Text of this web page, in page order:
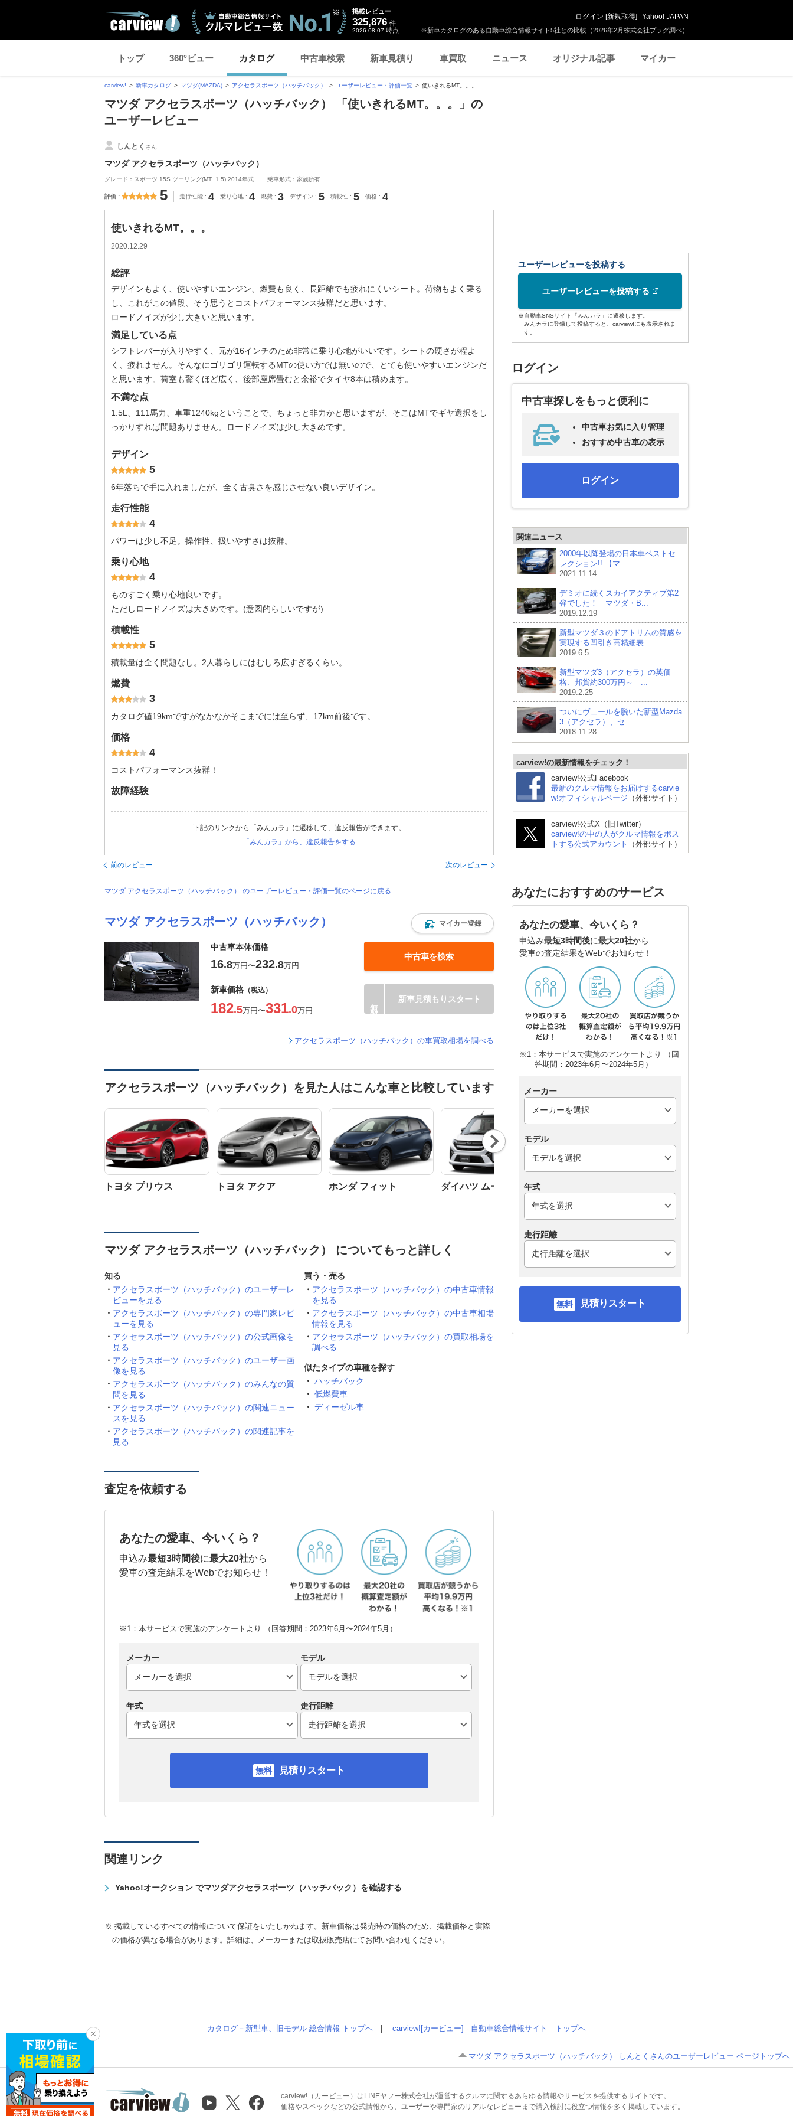
※新車カタログのある自動車総合情報サイト5社との比較（2026年2月株式会社プラグ調べ）
掲載レビュー
325,876 件
2026.08.07 時点
ログイン [新規取得] Yahoo! JAPAN
トップ 360°ビュー カタログ 中古車検索 新車見積り 車買取 ニュース オリジナル記事 マイカー
carview! 新車カタログ マツダ(MAZDA) アクセラスポーツ（ハッチバック） ユーザーレビュー・評価一覧 使いきれるMT。。。
マツダ アクセラスポーツ（ハッチバック） 「使いきれるMT。。。」の
ユーザーレビュー
しんとく さん
マツダ アクセラスポーツ（ハッチバック）
グレード：スポーツ 15S ツーリング(MT_1.5) 2014年式 乗車形式：家族所有
評価 5 走行性能 4 乗り心地 4 燃費 3 デザイン 5 積載性 5 価格 4
使いきれるMT。。。
2020.12.29
総評
デザインもよく、使いやすいエンジン、燃費も良く、長距離でも疲れにくいシート。荷物もよく乗る
し、これがこの値段、そう思うとコストパフォーマンス抜群だと思います。
ロードノイズが少し大きいと思います。
満足している点
シフトレバーが入りやすく、元が16インチのため非常に乗り心地がいいです。シートの硬さが程よ
く、疲れません。そんなにゴリゴリ運転するMTの使い方では無いので、とても使いやすいエンジンだ
と思います。荷室も驚くほど広く、後部座席畳むと余裕でタイヤ8本は積めます。
不満な点
1.5L、111馬力、車重1240kgということで、ちょっと非力かと思いますが、そこはMTでギヤ選択をし
っかりすれば問題ありません。ロードノイズは少し大きめです。
デザイン
5
6年落ちで手に入れましたが、全く古臭さを感じさせない良いデザイン。
走行性能
4
パワーは少し不足。操作性、扱いやすさは抜群。
乗り心地
4
ものすごく乗り心地良いです。
ただしロードノイズは大きめです。(意図的らしいですが)
積載性
5
積載量は全く問題なし。2人暮らしにはむしろ広すぎるくらい。
燃費
3
カタログ値19kmですがなかなかそこまでには至らず、17km前後です。
価格
4
コストパフォーマンス抜群！
故障経験
下記のリンクから「みんカラ」に遷移して、違反報告ができます。
「みんカラ」から、違反報告をする
前のレビュー 次のレビュー
マツダ アクセラスポーツ（ハッチバック） のユーザーレビュー・評価一覧のページに戻る
マツダ アクセラスポーツ（ハッチバック） マイカー登録
中古車本体価格
16.8万円〜232.8万円
中古車を検索
新車価格 （税込）
182.5万円〜331.0万円
新車見積もりスタート
アクセラスポーツ（ハッチバック）の車買取相場を調べる
アクセラスポーツ（ハッチバック）を見た人はこんな車と比較しています
トヨタ プリウス トヨタ アクア ホンダ フィット ダイハツ ムーヴ
Nex
t
マツダ アクセラスポーツ（ハッチバック） についてもっと詳しく
知る
アクセラスポーツ（ハッチバック）のユーザーレ
ビューを見る
アクセラスポーツ（ハッチバック）の専門家レビ
ューを見る
アクセラスポーツ（ハッチバック）の公式画像を
見る
アクセラスポーツ（ハッチバック）のユーザー画
像を見る
アクセラスポーツ（ハッチバック）のみんなの質
問を見る
アクセラスポーツ（ハッチバック）の関連ニュー
スを見る
アクセラスポーツ（ハッチバック）の関連記事を
見る
買う・売る
アクセラスポーツ（ハッチバック）の中古車情報
を見る
アクセラスポーツ（ハッチバック）の中古車相場
情報を見る
アクセラスポーツ（ハッチバック）の買取相場を
調べる
似たタイプの車種を探す
ハッチバック
低燃費車
ディーゼル車
査定を依頼する
あなたの愛車、今いくら？
申込み最短3時間後に最大20社から
愛車の査定結果をWebでお知らせ！
※1：本サービスで実施のアンケートより （回答期間：2023年6月〜2024年5月）
メーカー モデル
年式 走行距離
見積りスタート
関連リンク
Yahoo!オークション でマツダアクセラスポーツ（ハッチバック）を確認する
※ 掲載しているすべての情報について保証をいたしかねます。新車価格は発売時の価格のため、掲載価格と実際
の価格が異なる場合があります。詳細は、メーカーまたは取扱販売店にてお問い合わせください。
ユーザーレビューを投稿する
ユーザーレビューを投稿する
※自動車SNSサイト「みんカラ」に遷移します。
みんカラに登録して投稿すると、carview!にも表示されま
す。
ログイン
中古車探しをもっと便利に
中古車お気に入り管理
おすすめ中古車の表示
ログイン
関連ニュース
2000年以降登場の日本車ベストセ
レクション!! 【マ...
2021.11.14
デミオに続くスカイアクティブ第2
弾でした！ マツダ・B...
2019.12.19
新型マツダ３のドアトリムの質感を
実現する凹引き高精細表...
2019.6.5
新型マツダ3（アクセラ）の英価
格、邦貨約300万円～ ...
2019.2.25
ついにヴェールを脱いだ新型Mazda
3（アクセラ）、セ...
2018.11.28
carview!の最新情報をチェック！
carview!公式Facebook
最新のクルマ情報をお届けするcarvie
w!オフィシャルページ （外部サイト）
carview!公式X（旧Twitter）
carview!の中の人がクルマ情報をポス
トする公式アカウント
（外部サイト）
あなたにおすすめのサービス
あなたの愛車、今いくら？
申込み最短3時間後に最大20社から
愛車の査定結果をWebでお知らせ！
※1：本サービスで実施のアンケートより （回
答期間：2023年6月〜2024年5月）
メーカー
モデル
年式
走行距離
見積りスタート
カタログ－新型車、旧モデル 総合情報 トップへ carview![カービュー] - 自動車総合情報サイト トップへ
マツダ アクセラスポーツ（ハッチバック） しんとくさんのユーザーレビュー ページトップへ
carview!（カービュー）はLINEヤフー株式会社が運営するクルマに関するあらゆる情報やサービスを提供するサイトです。
価格やスペックなどの公式情報から、ユーザーや専門家のリアルなレビューまで購入検討に役立つ情報を多く掲載しています。